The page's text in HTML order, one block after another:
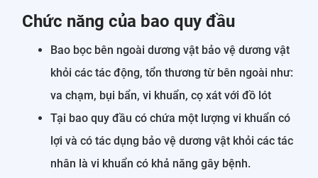
Chức năng của bao quy đầu
Bao bọc bên ngoài dương vật bảo vệ dương vật
khỏi các tác động, tổn thương từ bên ngoài như:
va chạm, bụi bẩn, vi khuẩn, cọ xát với đồ lót
Tại bao quy đầu có chứa một lượng vi khuẩn có
lợi và có tác dụng bảo vệ dương vật khỏi các tác
nhân là vi khuẩn có khả năng gây bệnh.